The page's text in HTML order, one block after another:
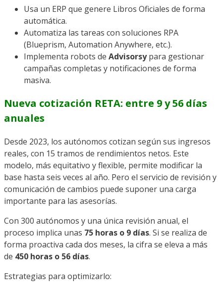
Usa un ERP que genere Libros Oficiales de forma
automática.
Automatiza las tareas con soluciones RPA
(Blueprism, Automation Anywhere, etc.).
Implementa robots de Advisorsypara gestionar
campañas completas y notificaciones de forma
masiva.
Nueva cotización RETA: entre 9 y 56 días
anuales
Desde 2023, los autónomos cotizan según sus ingresos
reales, con 15 tramos de rendimientos netos. Este
modelo, más equitativo y flexible, permite modificar la
base hasta seis veces al año. Pero el servicio de revisión y
comunicación de cambios puede suponer una carga
importante para las asesorías.
Con 300 autónomos y una única revisión anual, el
proceso implica unas 75 horas o 9 días. Si se realiza de
forma proactiva cada dos meses, la cifra se eleva a más
de 450 horas o 56 días.
Estrategias para optimizarlo: